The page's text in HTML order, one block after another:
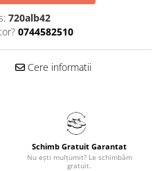
720alb42
0744582510
Cere informatii
Schimb Gratuit Garantat
Nu ești mulțumit? Le schimbăm
gratuit.